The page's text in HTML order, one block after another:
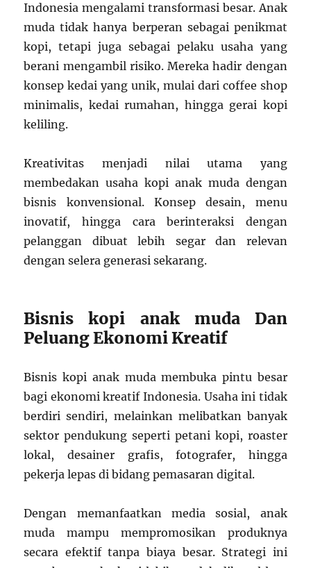
Indonesia mengalami transformasi besar. Anak
muda tidak hanya berperan sebagai penikmat
kopi, tetapi juga sebagai pelaku usaha yang
berani mengambil risiko. Mereka hadir dengan
konsep kedai yang unik, mulai dari coffee shop
minimalis, kedai rumahan, hingga gerai kopi
keliling.
Kreativitas menjadi nilai utama yang
membedakan usaha kopi anak muda dengan
bisnis konvensional. Konsep desain, menu
inovatif, hingga cara berinteraksi dengan
pelanggan dibuat lebih segar dan relevan
dengan selera generasi sekarang.
Bisnis kopi anak muda Dan
Peluang Ekonomi Kreatif
Bisnis kopi anak muda membuka pintu besar
bagi ekonomi kreatif Indonesia. Usaha ini tidak
berdiri sendiri, melainkan melibatkan banyak
sektor pendukung seperti petani kopi, roaster
lokal, desainer grafis, fotografer, hingga
pekerja lepas di bidang pemasaran digital.
Dengan memanfaatkan media sosial, anak
muda mampu mempromosikan produknya
secara efektif tanpa biaya besar. Strategi ini